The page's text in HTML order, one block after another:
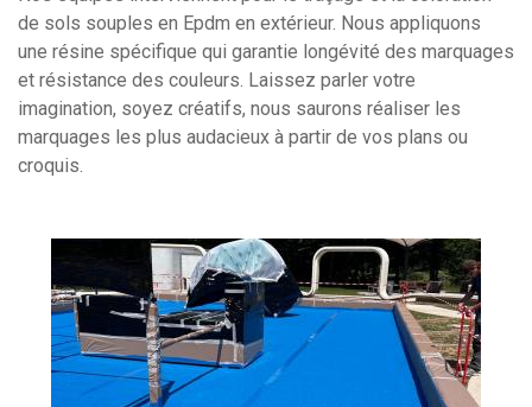
de sols souples en Epdm en extérieur. Nous appliquons
une résine spécifique qui garantie longévité des marquages
et résistance des couleurs. Laissez parler votre
imagination, soyez créatifs, nous saurons réaliser les
marquages les plus audacieux à partir de vos plans ou
croquis.